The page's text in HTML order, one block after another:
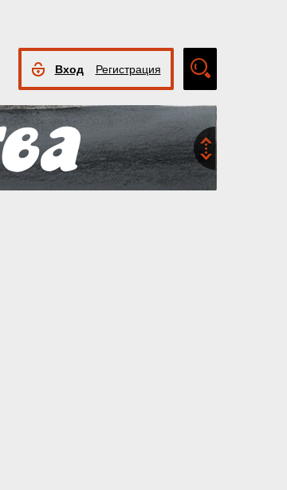
Вход Регистрация
поиск